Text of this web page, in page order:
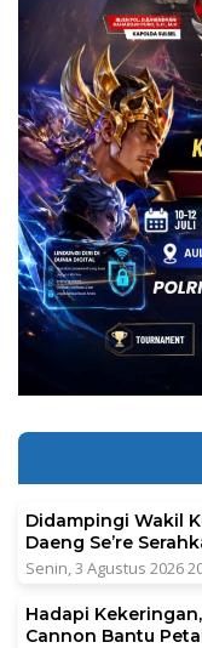
Didampingi Wakil
Daeng Se’re
Senin, 3 Agustus 2026
Hadapi
Cannon Bantu